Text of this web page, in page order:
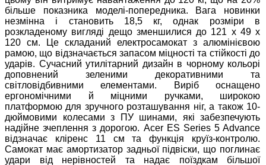
більше показника моделі-попередника. Вага новинки
незмінна і становить 18,5 кг, однак розміри в
розкладеному вигляді дещо зменшилися до 121 x 49 x
120 см. Це складаний електросамокат з алюмінієвою
рамою, що відзначається запасом міцності та стійкості до
ударів. Сучасний утилітарний дизайн в чорному кольорі
доповнений зеленими декоративними та
світловідбивними елементами. Виріб оснащено
ергономічними й міцними ручками, широкою
платформою для зручного розташування ніг, а також 10-
дюймовими колесами з ПУ шинами, які забезпечують
надійне зчеплення з дорогою. Acer ES Series 5 Advance
відзначає кліренс 11 см та функція круїз-контролю.
Самокат має амортизатор задньої підвіски, що поглинає
удари від нерівностей та надає поїздкам більшої